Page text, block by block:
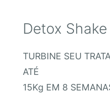
Detox
TURBINE SEU
ATÉ
15Kg EM 8